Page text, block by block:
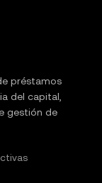
préstamos
del capital,
gestión de